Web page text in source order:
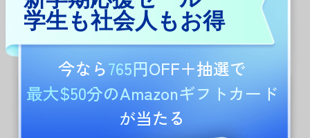
接する「 3点」アイコンをタップします。ドロッ
プダウンメニューに表示されるオプションから
学生も社会人もお得
今なら765円OFF＋抽選で
最大$50分のAmazonギフトカード
が当たる